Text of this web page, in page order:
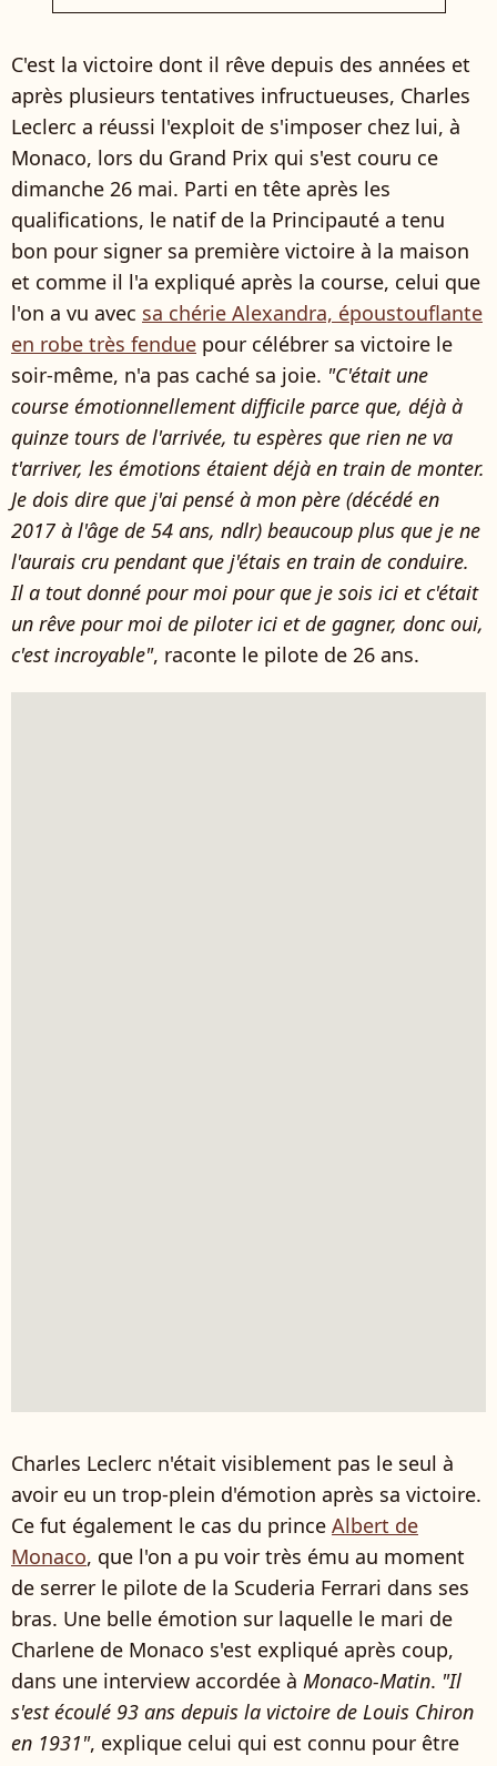
C'est la victoire dont il rêve depuis des années et
après plusieurs tentatives infructueuses, Charles
Leclerc a réussi l'exploit de s'imposer chez lui, à
Monaco, lors du Grand Prix qui s'est couru ce
dimanche 26 mai. Parti en tête après les
qualifications, le natif de la Principauté a tenu
bon pour signer sa première victoire à la maison
et comme il l'a expliqué après la course, celui que
l'on a vu avec sa chérie Alexandra, époustouflante
en robe très fendue pour célébrer sa victoire le
soir-même, n'a pas caché sa joie. "C'était une
course émotionnellement difficile parce que, déjà à
quinze tours de l'arrivée, tu espères que rien ne va
t'arriver, les émotions étaient déjà en train de monter.
Je dois dire que j'ai pensé à mon père (décédé en
2017 à l'âge de 54 ans, ndlr) beaucoup plus que je ne
l'aurais cru pendant que j'étais en train de conduire.
Il a tout donné pour moi pour que je sois ici et c'était
un rêve pour moi de piloter ici et de gagner, donc oui,
c'est incroyable", raconte le pilote de 26 ans.
Charles Leclerc n'était visiblement pas le seul à
avoir eu un trop-plein d'émotion après sa victoire.
Ce fut également le cas du prince Albert de
Monaco, que l'on a pu voir très ému au moment
de serrer le pilote de la Scuderia Ferrari dans ses
bras. Une belle émotion sur laquelle le mari de
Charlene de Monaco s'est expliqué après coup,
dans une interview accordée à Monaco-Matin. "Il
s'est écoulé 93 ans depuis la victoire de Louis Chiron
en 1931", explique celui qui est connu pour être